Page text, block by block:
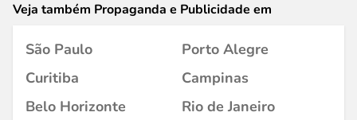
Veja também Propaganda e Publicidade em
São Paulo
Porto Alegre
Curitiba
Campinas
Belo Horizonte
Rio de Janeiro